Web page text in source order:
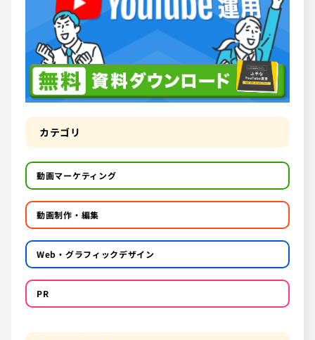
カテゴリ
動画マーケティング
動画制作・編集
Web・グラフィックデザイン
PR